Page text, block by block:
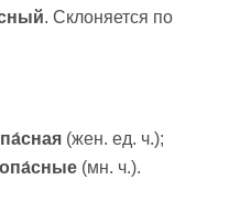
. Склоняется по
ая (жен. ед. ч.);
опа́сные (мн. ч.).